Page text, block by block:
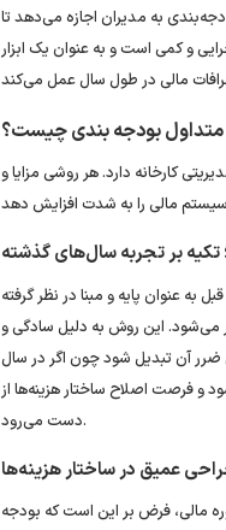
به مدیران اجازه می‌دهد تا
و کمی است و به عنوان یک ابزار
بودجه بندی چیست؟
کارخانه دارد. هر روشی مزایا و
بر تجربه سال‌های گذشته
عنوان پایه و مبنا در نظر گرفته
می‌شود. این روش به دلیل سادگی و
ضرر آن تبدیل شود چون اگر در سال
و فرصت اصلاح ساختار هزینه‌ها از
دست می‌رود.
عمیق در ساختار هزینه‌ها
مالی، فرض بر این است که بودجه